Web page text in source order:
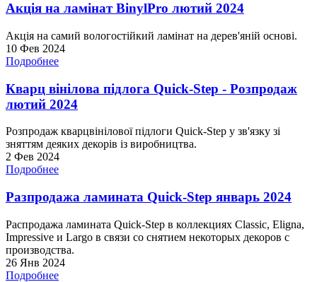
Акція на ламінат BinylPro лютий 2024
Акція на самий вологостійкий ламінат на дерев'яній основі.
10 Фев 2024
Подробнее
Кварц вінілова підлога Quick-Step - Розпродаж
лютий 2024
Розпродаж кварцвінілової підлоги Quick-Step у зв'язку зі
зняттям деяких декорів із виробництва.
2 Фев 2024
Подробнее
Разпродажа ламината Quick-Step январь 2024
Распродажа ламината Quick-Step в коллекциях Classic, Eligna,
Impressive и Largo в связи со снятием некоторых декоров с
производства.
26 Янв 2024
Подробнее